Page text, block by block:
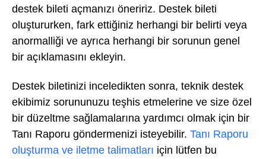
destek bileti açmanızı öneririz. Destek bileti
oluştururken, fark ettiğiniz herhangi bir belirti veya
anormalliği ve ayrıca herhangi bir sorunun genel
bir açıklamasını ekleyin.
Destek biletinizi inceledikten sonra, teknik destek
ekibimiz sorununuzu teşhis etmelerine ve size özel
bir düzeltme sağlamalarına yardımcı olmak için bir
Tanı Raporu göndermenizi isteyebilir. Tanı Raporu
oluşturma ve iletme talimatları için lütfen bu